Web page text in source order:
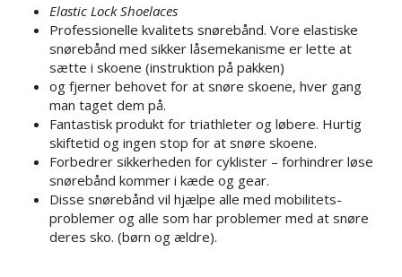
Elastic Lock Shoelaces
Professionelle kvalitets snørebånd. Vore elastiske
snørebånd med sikker låsemekanisme er lette at
sætte i skoene (instruktion på pakken)
og fjerner behovet for at snøre skoene, hver gang
man taget dem på.
Fantastisk produkt for triathleter og løbere. Hurtig
skiftetid og ingen stop for at snøre skoene.
Forbedrer sikkerheden for cyklister – forhindrer løse
snørebånd kommer i kæde og gear.
Disse snørebånd vil hjælpe alle med mobilitets-
problemer og alle som har problemer med at snøre
deres sko. (børn og ældre).